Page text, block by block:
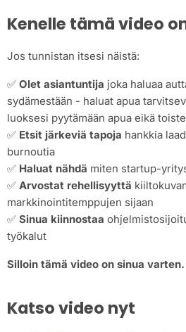
Kenelle tämä video
Jos tunnistan itsesi näistä:
✅ Olet asiantuntija joka haluaa
sydämestään - haluat apua
luoksesi pyytämään apua eikä
✅ Etsit järkeviä tapoja hankkia
burnoutia
✅ Haluat nähdä miten startup-
✅ Arvostat rehellisyyttä
markkinointitemppujen sijaan
✅ Sinua kiinnostaa
työkalut
Silloin tämä video on sinua varten.
Katso video nyt